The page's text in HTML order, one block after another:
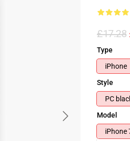
£17.28
Type
iPhone
Style
PC
Model
iPhone